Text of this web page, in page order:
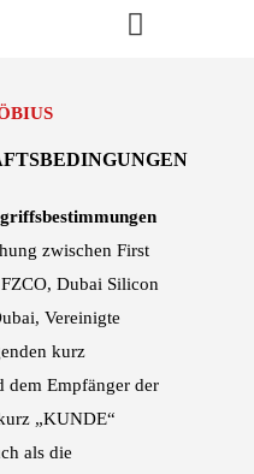
zwischen First
Dubai Silicon
Vereinigte
kurz
dem Empfänger der
„KUNDE“
als die